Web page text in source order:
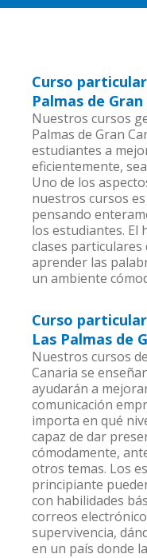
Curso
Palmas de
Nuestros cursos
Palmas de Gran
estudiantes a
eficientemente,
Uno de los
nuestros cursos
pensando
los estudiantes. El
clases particulares
aprender las
un ambiente
Curso
Las Palmas de
Nuestros cursos
Canaria se
ayudarán a
comunicación
importa en qué
capaz de dar
cómodamente,
otros temas. Los
principiante
con habilidades
correos
supervivencia,
en un país donde